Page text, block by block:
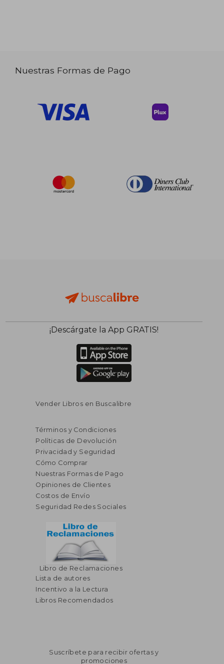
Nuestras Formas de Pago
¡Descárgate la App GRATIS!
Vender Libros en Buscalibre
Términos y Condiciones
Políticas de Devolución
Privacidad y Seguridad
Cómo Comprar
Nuestras Formas de Pago
Opiniones de Clientes
Costos de Envío
Seguridad Redes Sociales
Libro de Reclamaciones
Lista de autores
Incentivo a la Lectura
Libros Recomendados
Suscríbete para recibir ofertas y
promociones